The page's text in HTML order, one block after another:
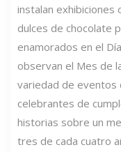
instalan
dulces de chocolate
enamorados en el
observan el Mes de
variedad de eventos
celebrantes de
historias sobre un
tres de cada cuatro